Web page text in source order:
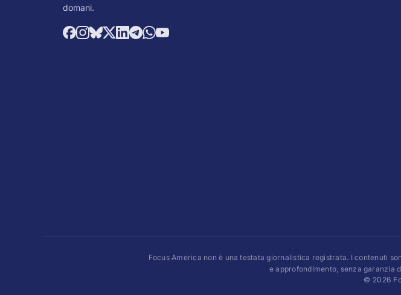
domani.
Focus America non è una testata giornalistica registrata. I contenuti
e approfondimento, senza garanzia
© 2026